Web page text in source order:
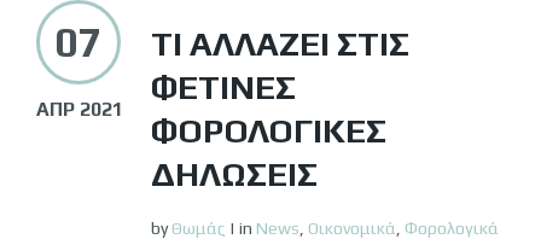
07
ΑΠΡ 2021
ΤΙ ΑΛΛΆΖΕΙ ΣΤΙΣ
ΦΕΤΙΝΈΣ
ΦΟΡΟΛΟΓΙΚΈΣ
ΔΗΛΏΣΕΙΣ
byΘωμάς | in News Οικονομικά Φορολογικά